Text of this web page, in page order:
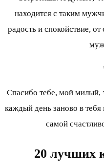
находится с таким
радость и спокойствие,
Спасибо тебе, мой милый,
каждый день заново в тебя
самой
20 лучших